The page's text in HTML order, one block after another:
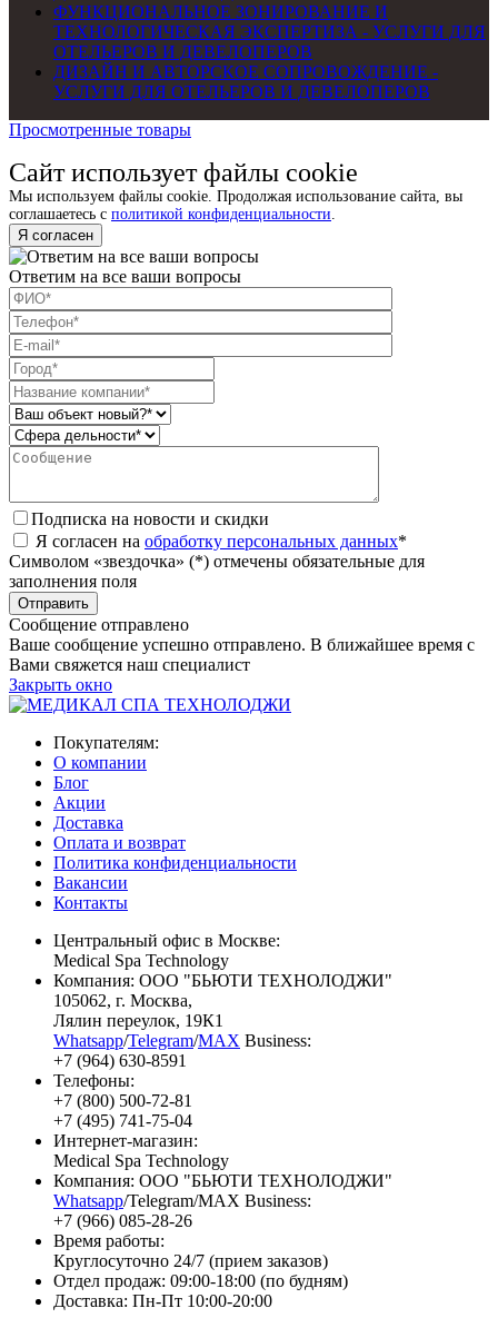
ФУНКЦИОНАЛЬНОЕ ЗОНИРОВАНИЕ И
ТЕХНОЛОГИЧЕСКАЯ ЭКСПЕРТИЗА - УСЛУГИ ДЛЯ
ОТЕЛЬЕРОВ И ДЕВЕЛОПЕРОВ
ДИЗАЙН И АВТОРСКОЕ СОПРОВОЖДЕНИЕ -
УСЛУГИ ДЛЯ ОТЕЛЬЕРОВ И ДЕВЕЛОПЕРОВ
Просмотренные товары
Сайт использует файлы cookie
Мы используем файлы cookie. Продолжая использование сайта, вы
соглашаетесь с политикой конфиденциальности.
Я согласен
Ответим на все ваши вопросы
Подписка на новости и скидки
Я согласен на обработку персональных данных*
Символом «звездочка» (*) отмечены обязательные для
заполнения поля
Сообщение отправлено
Ваше сообщение успешно отправлено. В ближайшее время с
Вами свяжется наш специалист
Закрыть окно
Покупателям:
О компании
Блог
Акции
Доставка
Оплата и возврат
Политика конфиденциальности
Вакансии
Контакты
Центральный офис в Москве:
Medical Spa Technology
Компания: ООО "БЬЮТИ ТЕХНОЛОДЖИ"
105062, г. Москва,
Лялин переулок, 19К1
Whatsapp/Telegram/MAX Business:
+7 (964) 630-8591
Телефоны:
+7 (800) 500-72-81
+7 (495) 741-75-04
Интернет-магазин:
Medical Spa Technology
Компания: ООО "БЬЮТИ ТЕХНОЛОДЖИ"
Whatsapp/Telegram/MAX Business:
+7 (966) 085-28-26
Время работы:
Круглосуточно 24/7 (прием заказов)
Отдел продаж: 09:00-18:00 (по будням)
Доставка: Пн-Пт 10:00-20:00